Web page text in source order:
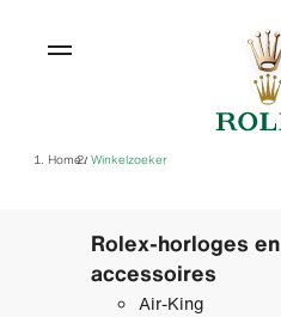
Home/ Winkelzoeker
Rolex-horloges en
accessoires
Air-King